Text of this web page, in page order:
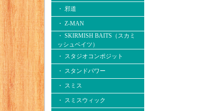
・ 邪道
・ Z-MAN
・ SKIRMISH BAITS（スカミ
ッシュベイツ）
・ スタジオコンポジット
・ スタンドパワー
・ スミス
・ スミスウィック